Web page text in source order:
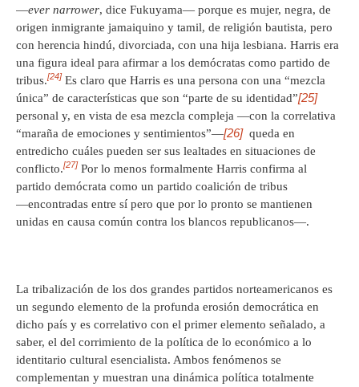
―ever narrower, dice Fukuyama― porque es mujer, negra, de
origen inmigrante jamaiquino y tamil, de religión bautista, pero
con herencia hindú, divorciada, con una hija lesbiana. Harris era
una figura ideal para afirmar a los demócratas como partido de
tribus.[24] Es claro que Harris es una persona con una “mezcla
única” de características que son “parte de su identidad”[25]
personal y, en vista de esa mezcla compleja ―con la correlativa
“maraña de emociones y sentimientos”―[26]queda en
entredicho cuáles pueden ser sus lealtades en situaciones de
conflicto.[27] Por lo menos formalmente Harris confirma al
partido demócrata como un partido coalición de tribus
―encontradas entre sí pero que por lo pronto se mantienen
unidas en causa común contra los blancos republicanos―.
La tribalización de los dos grandes partidos norteamericanos es
un segundo elemento de la profunda erosión democrática en
dicho país y es correlativo con el primer elemento señalado, a
saber, el del corrimiento de la política de lo económico a lo
identitario cultural esencialista. Ambos fenómenos se
complementan y muestran una dinámica política totalmente